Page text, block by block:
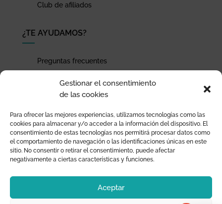
Gestionar el consentimiento
de las cookies
Para ofrecer las mejores experiencias, utilizamos tecnologías como las
cookies para almacenar y/o acceder a la información del dispositivo. El
consentimiento de estas tecnologías nos permitirá procesar datos como
el comportamiento de navegación o las identificaciones únicas en este
sitio. No consentir o retirar el consentimiento, puede afectar
negativamente a ciertas características y funciones.
Aceptar
Club de afiliados
¿TE AYUDAMOS?
Preguntas frecuentes
Pago seguro
Devoluciones y garantía